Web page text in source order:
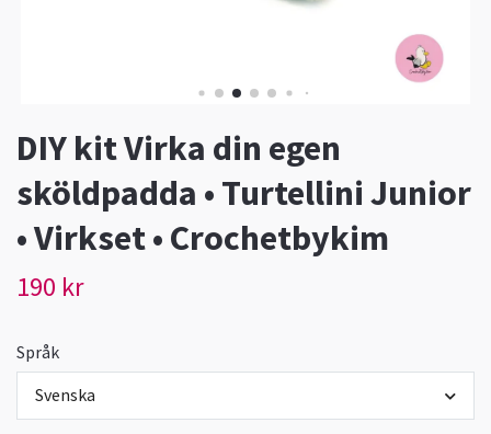
DIY kit Virka din egen
sköldpadda • Turtellini Junior
• Virkset • Crochetbykim
190 kr
Språk
Svenska